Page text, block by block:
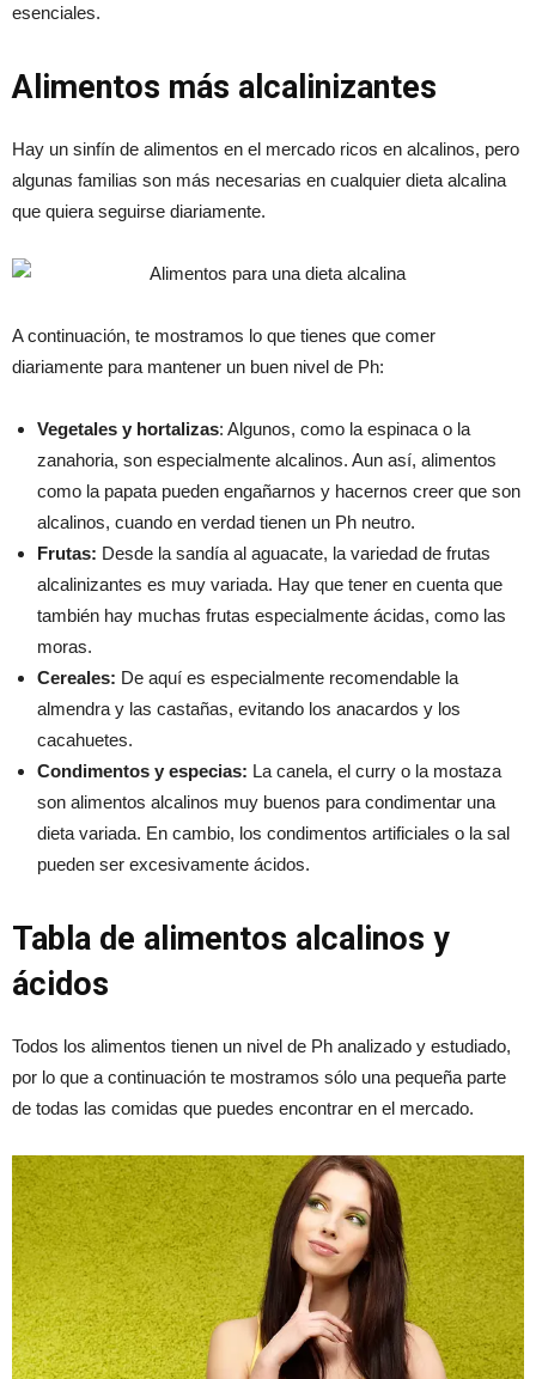
esenciales.
Alimentos más alcalinizantes
Hay un sinfín de alimentos en el mercado ricos en alcalinos, pero
algunas familias son más necesarias en cualquier dieta alcalina
que quiera seguirse diariamente.
A continuación, te mostramos lo que tienes que comer
diariamente para mantener un buen nivel de Ph:
Vegetales y hortalizas: Algunos, como la espinaca o la
zanahoria, son especialmente alcalinos. Aun así, alimentos
como la papata pueden engañarnos y hacernos creer que son
alcalinos, cuando en verdad tienen un Ph neutro.
Frutas: Desde la sandía al aguacate, la variedad de frutas
alcalinizantes es muy variada. Hay que tener en cuenta que
también hay muchas frutas especialmente ácidas, como las
moras.
Cereales: De aquí es especialmente recomendable la
almendra y las castañas, evitando los anacardos y los
cacahuetes.
Condimentos y especias: La canela, el curry o la mostaza
son alimentos alcalinos muy buenos para condimentar una
dieta variada. En cambio, los condimentos artificiales o la sal
pueden ser excesivamente ácidos.
Tabla de alimentos alcalinos y
ácidos
Todos los alimentos tienen un nivel de Ph analizado y estudiado,
por lo que a continuación te mostramos sólo una pequeña parte
de todas las comidas que puedes encontrar en el mercado.